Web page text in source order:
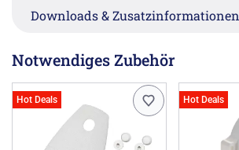
Downloads & Zusatzinformationen
Notwendiges Zubehör
Hot Deals Hot Deals